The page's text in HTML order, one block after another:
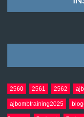
เมื่อโลกออนไล
9
NO COMMENTS
10 อินโดนีเซีย กับ
2560 2561 2562
ajbombtraining2025